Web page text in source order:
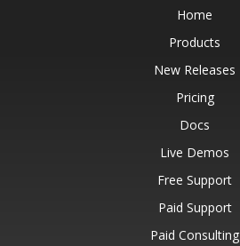
Home
Products
New Releases
Pricing
Docs
Live Demos
Free Support
Paid Support
Paid Consulting